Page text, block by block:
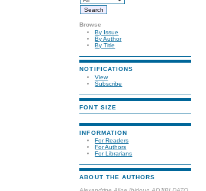
Browse
By Issue
By Author
By Title
NOTIFICATIONS
View
Subscribe
FONT SIZE
INFORMATION
For Readers
For Authors
For Librarians
ABOUT THE AUTHORS